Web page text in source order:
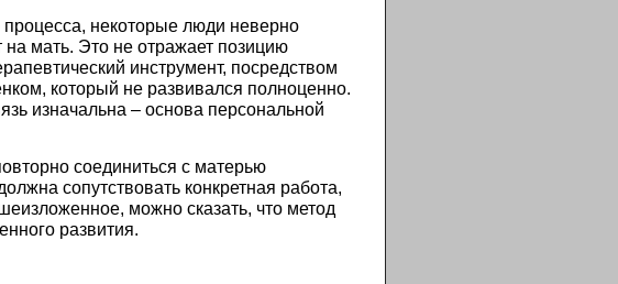
процесса, некоторые люди неверно
на мать. Это не отражает позицию
инструмент, посредством
который не развивался полноценно.
изначальна – основа персональной
соединиться с матерью
сопутствовать конкретная работа,
можно сказать, что метод
развития.